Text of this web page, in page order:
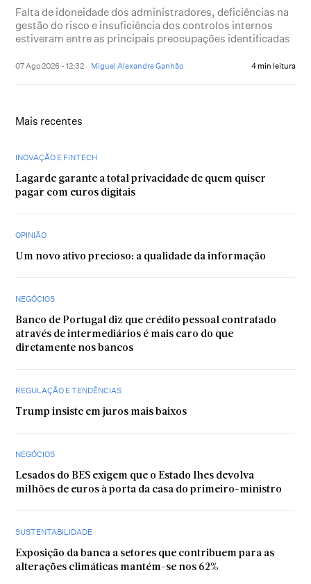
Falta de idoneidade dos administradores, deficiências na
gestão do risco e insuficiência dos controlos internos
estiveram entre as principais preocupações identificadas
07 Ago 2026 - 12:32 Miguel Alexandre Ganhão 4 min leitura
Mais recentes
INOVAÇÃO E FINTECH
Lagarde garante a total privacidade de quem quiser
pagar com euros digitais
OPINIÃO
Um novo ativo precioso: a qualidade da informação
NEGÓCIOS
Banco de Portugal diz que crédito pessoal contratado
através de intermediários é mais caro do que
diretamente nos bancos
REGULAÇÃO E TENDÊNCIAS
Trump insiste em juros mais baixos
NEGÓCIOS
Lesados do BES exigem que o Estado lhes devolva
milhões de euros à porta da casa do primeiro-ministro
SUSTENTABILIDADE
Exposição da banca a setores que contribuem para as
alterações climáticas mantém-se nos 62%